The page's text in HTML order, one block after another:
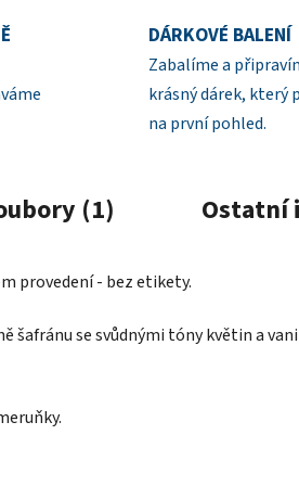
DÁRKOVÉ BALENÍ
Zabalíme a
krásný dárek, který
na první pohled.
(1) Ostatní
provedení - bez etikety.
šafránu se svůdnými tóny květin a